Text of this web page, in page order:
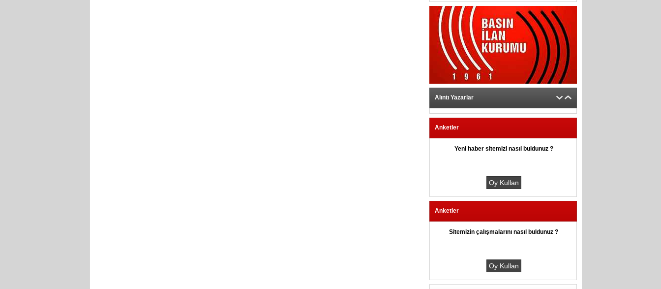
Alıntı Yazarlar
Anketler
Yeni haber sitemizi nasıl buldunuz ?
Anketler
Sitemizin çalışmalarını nasıl buldunuz ?